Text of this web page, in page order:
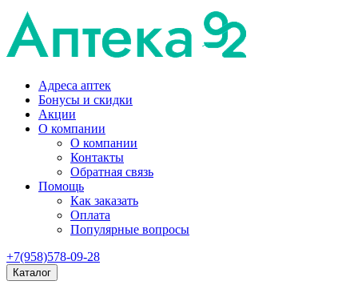
Адреса аптек
Бонусы и скидки
Акции
О компании
О компании
Контакты
Обратная связь
Помощь
Как заказать
Оплата
Популярные вопросы
+7(958)578-09-28
Каталог